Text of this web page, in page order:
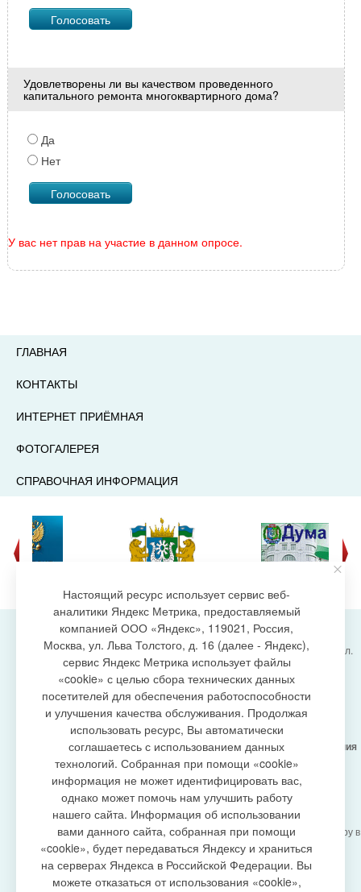
Удовлетворены ли вы качеством проведенного
капитального ремонта многоквартирного дома?
Да
Нет
У вас нет прав на участие в данном опросе.
ГЛАВНАЯ
КОНТАКТЫ
ИНТЕРНЕТ ПРИЁМНАЯ
ФОТОГАЛЕРЕЯ
СПРАВОЧНАЯ ИНФОРМАЦИЯ
создание сайта
Администрация городского поселения Излучинск, ул.
Энергетиков, 6, пгт. Излучинск, Нижневартовский
район,
Ханты-Мансийский автономный округ-Югра
(Тюменская область), 628634
Сетевое изданиеhttps://www.gp-izluchinsk.ru
16+
Учредитель -Администрация городского поселения
Излучинск
Главный редактор - Бурич Денис Ярославович
Телефон/факс: (3466) 28-13-77 , e-mail:
admizl@rambler.ru
Сетевое изданиеhttps://www.gp-izluchinsk.ru
зарегистрировано Федеральной службой по надзору в
сфере связи,
информационных технологий и массовых
коммуникаций (Роскомнадзор), регистрационный
номер СМИ
Настоящий ресурс использует сервис веб-
аналитики Яндекс Метрика, предоставляемый
компанией ООО «Яндекс», 119021, Россия,
Москва, ул. Льва Толстого, д. 16 (далее - Яндекс),
сервис Яндекс Метрика использует файлы
«cookie» с целью сбора технических данных
посетителей для обеспечения работоспособности
и улучшения качества обслуживания. Продолжая
использовать ресурс, Вы автоматически
соглашаетесь с использованием данных
технологий. Собранная при помощи «cookie»
информация не может идентифицировать вас,
однако может помочь нам улучшить работу
нашего сайта. Информация об использовании
вами данного сайта, собранная при помощи
«cookie», будет передаваться Яндексу и храниться
на серверах Яндекса в Российской Федерации. Вы
можете отказаться от использования «cookie»,